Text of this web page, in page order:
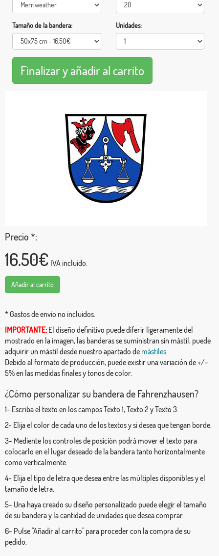
Tamaño de la bandera: Unidades:
Precio *:
16.50€ IVA incluido.
Añadir al carrito
* Gastos de envío no incluidos.
IMPORTANTE: El diseño definitivo puede diferir ligeramente del
mostrado en la imagen, las banderas se suministran sin mástil, puede
adquirir un mástil desde nuestro apartado de mástiles.
Debido al formato de producción, puede existir una variación de +/-
5% en las medidas finales y tonos de color.
¿Cómo personalizar su bandera de Fahrenzhausen?
1- Escriba el texto en los campos Texto 1, Texto 2 y Texto 3.
2- Elija el color de cada uno de los textos y si desea que tengan borde.
3- Mediente los controles de posición podrá mover el texto para
colocarlo en el lugar deseado de la bandera tanto horizontalmente
como verticalmente.
4- Elija el tipo de letra que desea entre las múltiples disponibles y el
tamaño de letra.
5- Una haya creado su diseño personalizado puede elegir el tamaño
de su bandera y la cantidad de unidades que desea comprar.
6- Pulse "Añadir al carrito" para proceder con la compra de su
pedido.